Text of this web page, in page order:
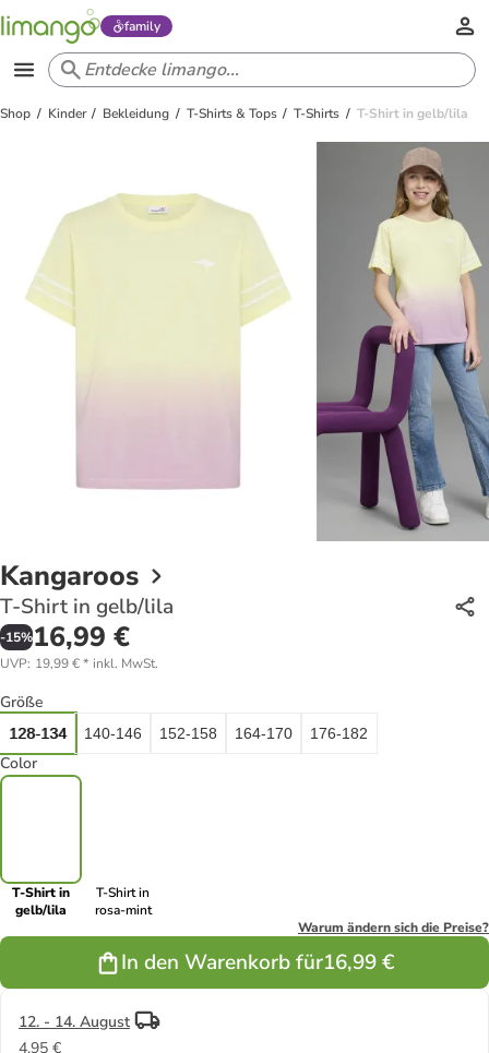
family
Shop Kinder Bekleidung T-Shirts & Tops T-Shirts T-Shirt in gelb/lila
Kangaroos
T-Shirt in gelb/lila
-15%16,99 €
UVP: 19,99 €* inkl. MwSt.
Größe
128-134 140-146 152-158 164-170 176-182
Color
T-Shirt in
gelb/lila
T-Shirt in
rosa-mint
Warum ändern sich die Preise?
In den Warenkorb für16,99 €
12. - 14. August
4,95 €